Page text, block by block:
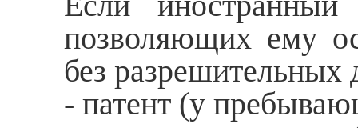
позволяющих ему
без разрешительных
- патент (у